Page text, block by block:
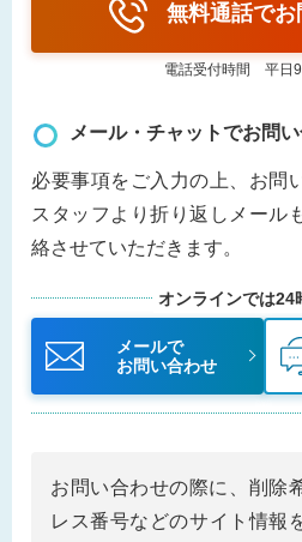
無料通話で
電話受付時間 平日
メール・チャットでお問
必要事項をご入力の上、お問
スタッフより折り返しメール
絡させていただきます。
オンラインでは24
メールで
お問い合わせ
お問い合わせの際に、削除
レス番号などのサイト情報